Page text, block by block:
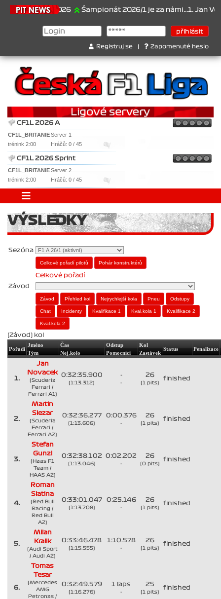
21.6.2026 Šampionát 2026/1 je za námi...1. Jan
Registruj se Zapomenuté heslo
CF1L 2026 A
CF1L_BRITANIEServer 1
trénink 2:00
Hráčů: 0 / 45
CF1L 2026 Sprint
CF1L_BRITANIEServer 2
trénink 2:00
Hráčů: 0 / 45
VÝSLEDKY
Sezóna
Celkové pořadí
Závod
(Závod) kol
Pořadí
Jméno
Tým
Čas
Nej.kolo
Odstup
Pomocníci
Kol
Zastávek
Status Penalizace
1.
Jan
Novacek
(Scuderia
Ferrari /
Ferrari A1)
0:32:35.900
(1:13.312)
-
-
26
(1 pits)
finished
2.
Martin
Slezar
(Scuderia
Ferrari /
Ferrari A2)
0:32:36.277
(1:13.606)
0:00.376
-
26
(1 pits)
finished
3.
Stefan
Gunzl
(Haas F1
Team /
HAAS A2)
0:32:38.102
(1:13.046)
0:02.202
-
26
(0 pits)
finished
4.
Roman
Slatina
(Red Bull
Racing /
Red Bull
A2)
0:33:01.047
(1:13.708)
0:25.146
-
26
(1 pits)
finished
5.
Milan
Kralik
(Audi Sport
/ Audi A2)
0:33:46.478
(1:15.555)
1:10.578
-
26
(1 pits)
finished
6.
Tomas
Tesar
(Mercedes
AMG
Petronas /
0:32:49.579
(1:16.276)
1 laps
-
25
(1 pits)
finished